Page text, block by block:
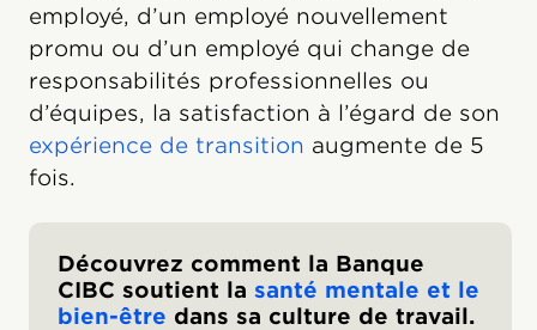
employé, d’un employé nouvellement
promu ou d’un employé qui change de
responsabilités professionnelles ou
d’équipes, la satisfaction à l’égard de son
expérience de transition augmente de 5
fois.
Découvrez comment la Banque
CIBC soutient la santé mentale et le
bien-être dans sa culture de travail.